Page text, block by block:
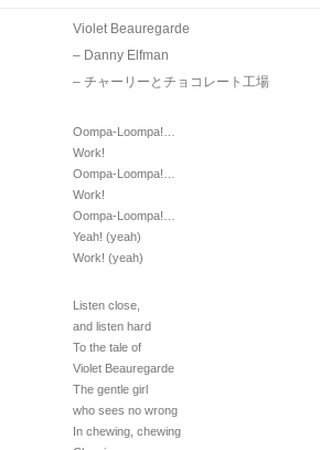
Violet Beauregarde
– Danny Elfman
– チャーリーとチョコレート工場
Oompa-Loompa!…
Work!
Oompa-Loompa!…
Work!
Oompa-Loompa!…
Yeah! (yeah)
Work! (yeah)
Listen close,
and listen hard
To the tale of
Violet Beauregarde
The gentle girl
who sees no wrong
In chewing, chewing